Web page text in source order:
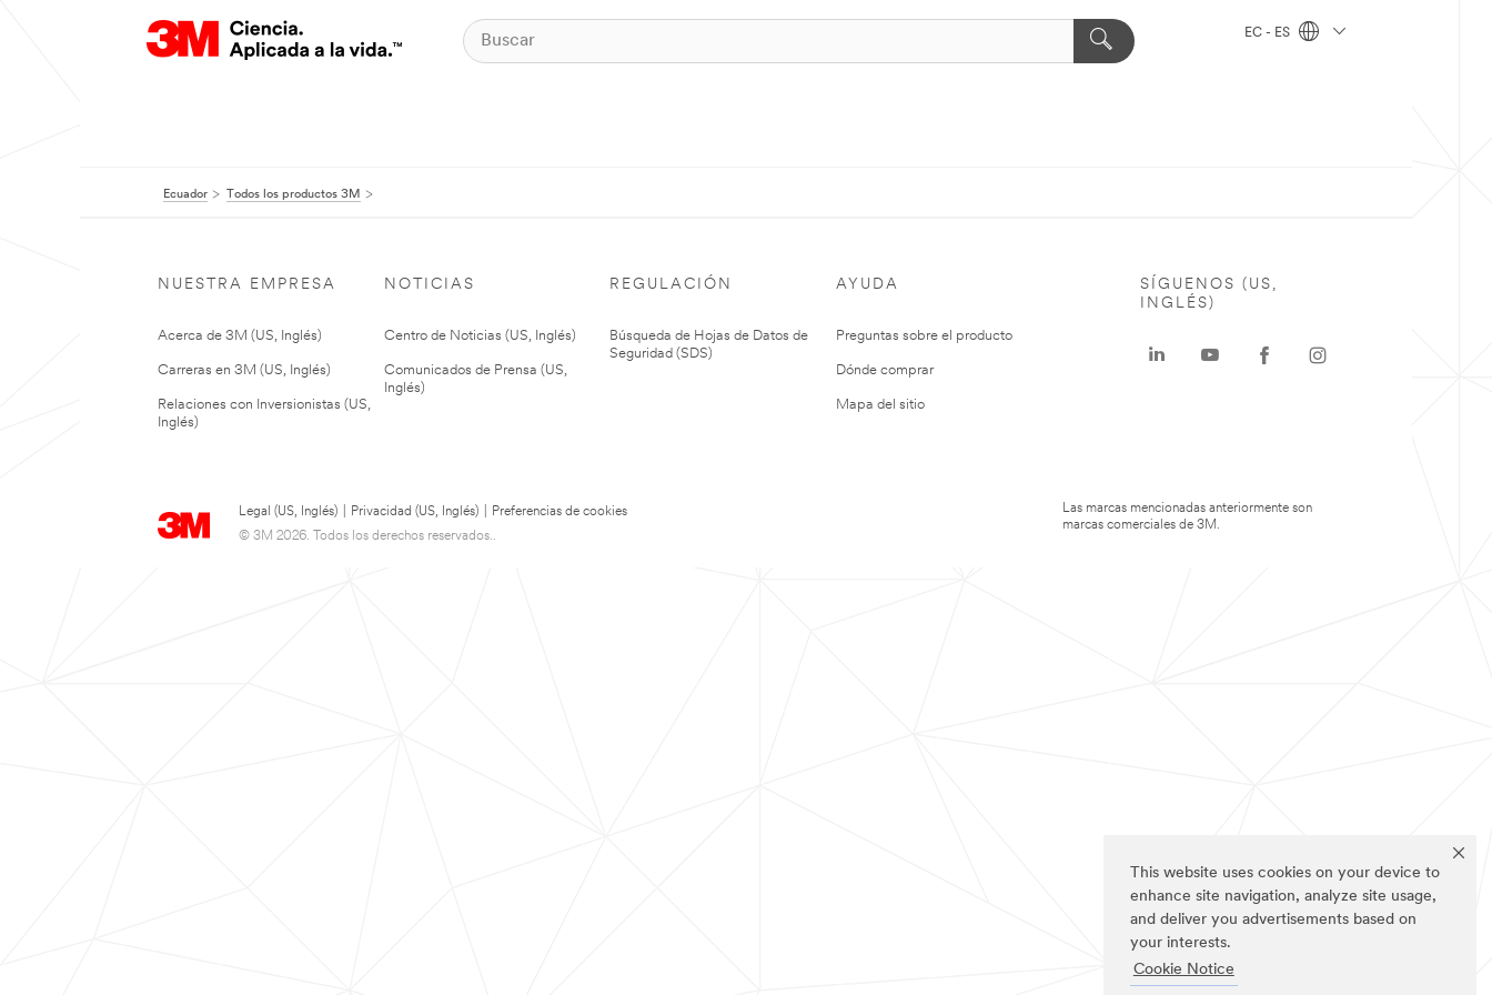
This website uses cookies on your device to
enhance site navigation, analyze site usage,
and deliver you advertisements based on
your interests.
Cookie Notice
EC - ES
Ecuador Todos los productos 3M
NUESTRA EMPRESA
Acerca de 3M (US, Inglés)
Carreras en 3M (US, Inglés)
Relaciones con Inversionistas (US,
Inglés)
NOTICIAS
Centro de Noticias (US, Inglés)
Comunicados de Prensa (US,
Inglés)
REGULACIÓN
Búsqueda de Hojas de Datos de
Seguridad (SDS)
AYUDA
Preguntas sobre el producto
Dónde comprar
Mapa del sitio
Legal (US, Inglés) Privacidad (US, Inglés)
Preferencias de cookies
© 3M 2026. Todos los derechos reservados..
SÍGUENOS (US,
INGLÉS)
Las marcas mencionadas anteriormente son
marcas comerciales de 3M.